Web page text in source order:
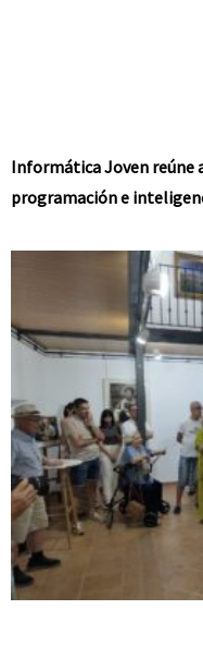
Informática Joven reúne
programación e